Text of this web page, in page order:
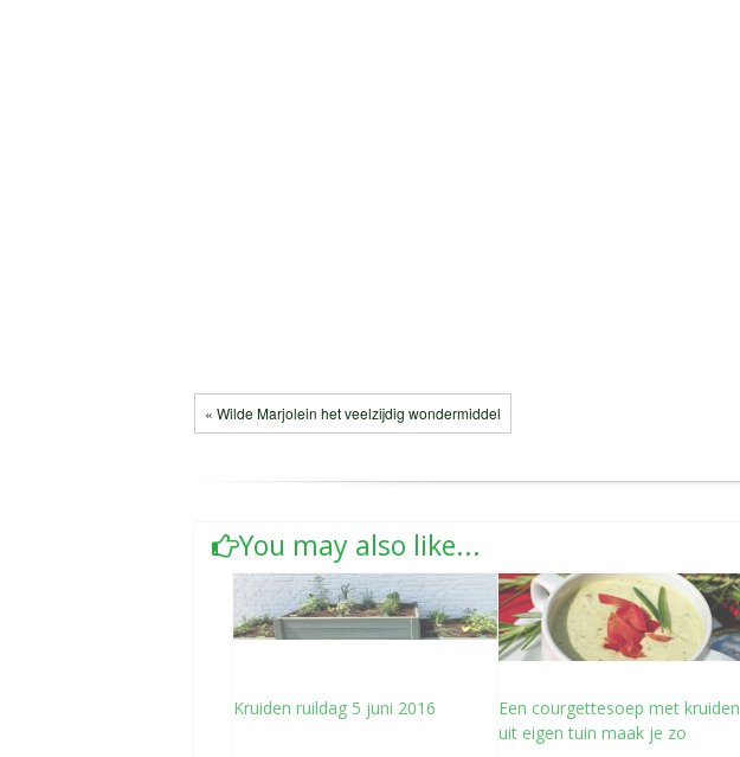
« Wilde Marjolein het veelzijdig wondermiddel
You may also like...
Kruiden ruildag 5 juni 2016
Een courgettesoep met kruiden
uit eigen tuin maak je zo